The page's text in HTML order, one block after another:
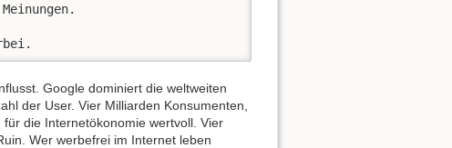
Google dominiert die weltweiten
der User. Vier Milliarden Konsumenten,
die Internetökonomie wertvoll. Vier
Wer werbefrei im Internet leben